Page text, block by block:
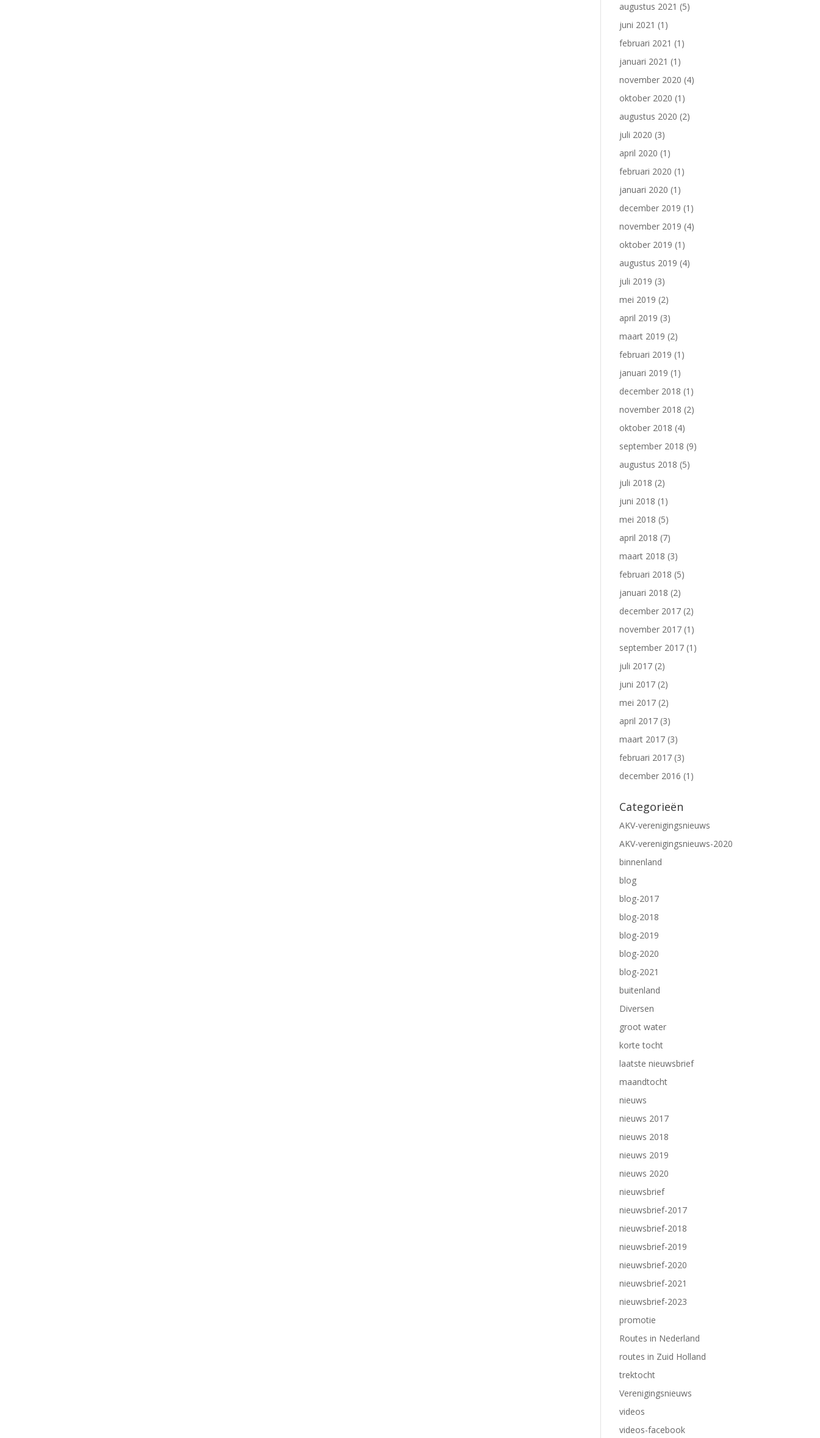
augustus 2021 (5)
juni 2021 (1)
februari 2021 (1)
januari 2021 (1)
november 2020 (4)
oktober 2020 (1)
augustus 2020 (2)
juli 2020 (3)
april 2020 (1)
februari 2020 (1)
januari 2020 (1)
december 2019 (1)
november 2019 (4)
oktober 2019 (1)
augustus 2019 (4)
juli 2019 (3)
mei 2019 (2)
april 2019 (3)
maart 2019 (2)
februari 2019 (1)
januari 2019 (1)
december 2018 (1)
november 2018 (2)
oktober 2018 (4)
september 2018 (9)
augustus 2018 (5)
juli 2018 (2)
juni 2018 (1)
mei 2018 (5)
april 2018 (7)
maart 2018 (3)
februari 2018 (5)
januari 2018 (2)
december 2017 (2)
november 2017 (1)
september 2017 (1)
juli 2017 (2)
juni 2017 (2)
mei 2017 (2)
april 2017 (3)
maart 2017 (3)
februari 2017 (3)
december 2016 (1)
Categorieën
AKV-verenigingsnieuws
AKV-verenigingsnieuws-2020
binnenland
blog
blog-2017
blog-2018
blog-2019
blog-2020
blog-2021
buitenland
Diversen
groot water
korte tocht
laatste nieuwsbrief
maandtocht
nieuws
nieuws 2017
nieuws 2018
nieuws 2019
nieuws 2020
nieuwsbrief
nieuwsbrief-2017
nieuwsbrief-2018
nieuwsbrief-2019
nieuwsbrief-2020
nieuwsbrief-2021
nieuwsbrief-2023
promotie
Routes in Nederland
routes in Zuid Holland
trektocht
Verenigingsnieuws
videos
videos-facebook